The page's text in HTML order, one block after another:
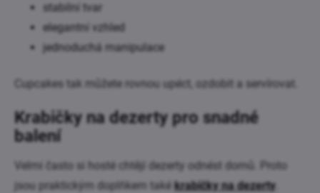
stabilní tvar
elegantní vzhled
jednoduchá manipulace
Cupcakes tak můžete rovnou upéct, ozdobit a servírovat.
Krabičky na dezerty pro snadné
balení
Velmi často si hosté chtějí dezerty odnést domů. Proto
jsou praktickým doplňkem také krabičky na dezerty